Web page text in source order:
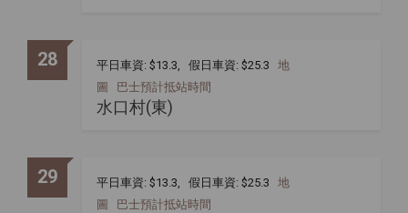
28 平日車資: $13.3, 假日車資: $25.3 地
圖
巴士預計抵站時間
水口村(東)
29 平日車資: $13.3, 假日車資: $25.3 地
圖
巴士預計抵站時間